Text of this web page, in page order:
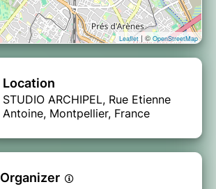
Leaflet | © OpenStreetMap
Location
STUDIO ARCHIPEL, Rue Etienne
Antoine, Montpellier, France
Organizer